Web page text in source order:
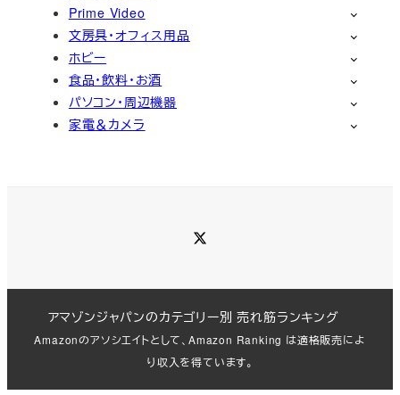
Prime Video
文房具・オフィス用品
ホビー
食品・飲料・お酒
パソコン・周辺機器
家電＆カメラ
アマゾンジャパンのカテゴリー別 売れ筋ランキング
Amazonのアソシエイトとして、Amazon Ranking は適格販売によ
り収入を得ています。